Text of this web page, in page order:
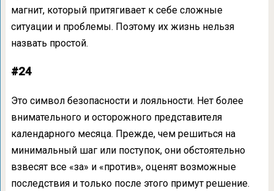
магнит, который притягивает к себе сложные
ситуации и проблемы. Поэтому их жизнь нельзя
назвать простой.
#24
Это символ безопасности и лояльности. Нет более
внимательного и осторожного представителя
календарного месяца. Прежде, чем решиться на
минимальный шаг или поступок, они обстоятельно
взвесят все «за» и «против», оценят возможные
последствия и только после этого примут решение.